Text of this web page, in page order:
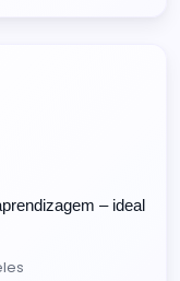
– ideal